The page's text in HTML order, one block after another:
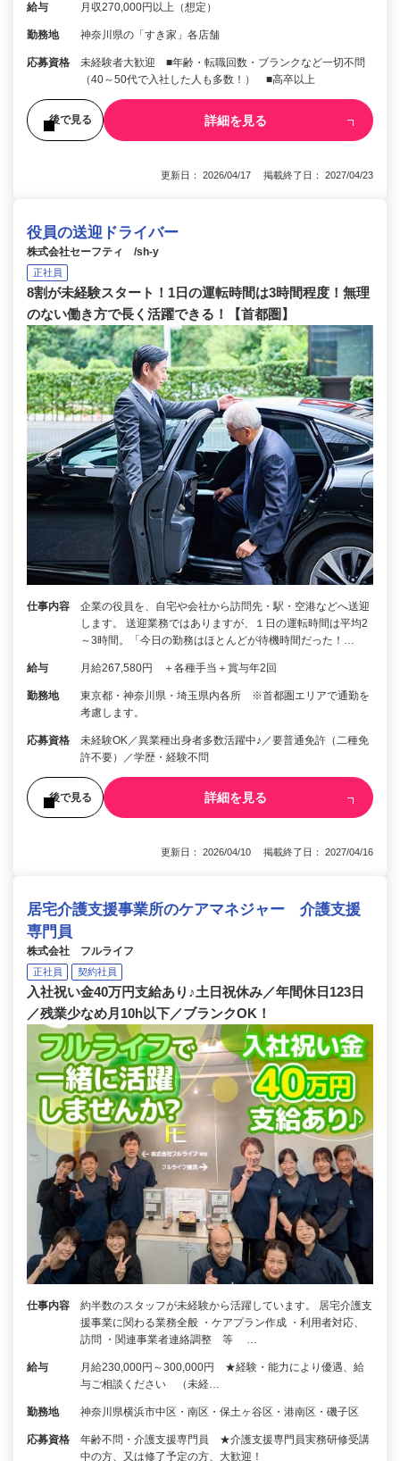
給与 月収270,000円以上（想定）
勤務地 神奈川県の「すき家」各店舗
応募資格
未経験者大歓迎 ■年齢・転職回数・ブランクなど一切不問
（40～50代で入社した人も多数！） ■高卒以上
後で見る 詳細を見る
更新日： 2026/04/17 掲載終了日： 2027/04/23
役員の送迎ドライバー
株式会社セーフティ /sh-y
正社員
8割が未経験スタート！1日の運転時間は3時間程度！無理
のない働き方で長く活躍できる！【首都圏】
仕事内容
企業の役員を、自宅や会社から訪問先・駅・空港などへ送迎
します。 送迎業務ではありますが、１日の運転時間は平均2
～3時間。「今日の勤務はほとんどが待機時間だった！…
給与 月給267,580円 ＋各種手当＋賞与年2回
勤務地
東京都・神奈川県・埼玉県内各所 ※首都圏エリアで通勤を
考慮します。
応募資格
未経験OK／異業種出身者多数活躍中♪／要普通免許（二種免
許不要）／学歴・経験不問
後で見る 詳細を見る
更新日： 2026/04/10 掲載終了日： 2027/04/16
居宅介護支援事業所のケアマネジャー 介護支援
専門員
株式会社 フルライフ
正社員 契約社員
入社祝い金40万円支給あり♪土日祝休み／年間休日123日
／残業少なめ月10h以下／ブランクOK！
仕事内容
約半数のスタッフが未経験から活躍しています。 居宅介護支
援事業に関わる業務全般 ・ケアプラン作成 ・利用者対応、
訪問 ・関連事業者連絡調整 等 …
給与
月給230,000円～300,000円 ★経験・能力により優遇、給
与ご相談ください （未経…
勤務地 神奈川県横浜市中区・南区・保土ヶ谷区・港南区・磯子区
応募資格
年齢不問・介護支援専門員 ★介護支援専門員実務研修受講
中の方、又は修了予定の方、大歓迎！